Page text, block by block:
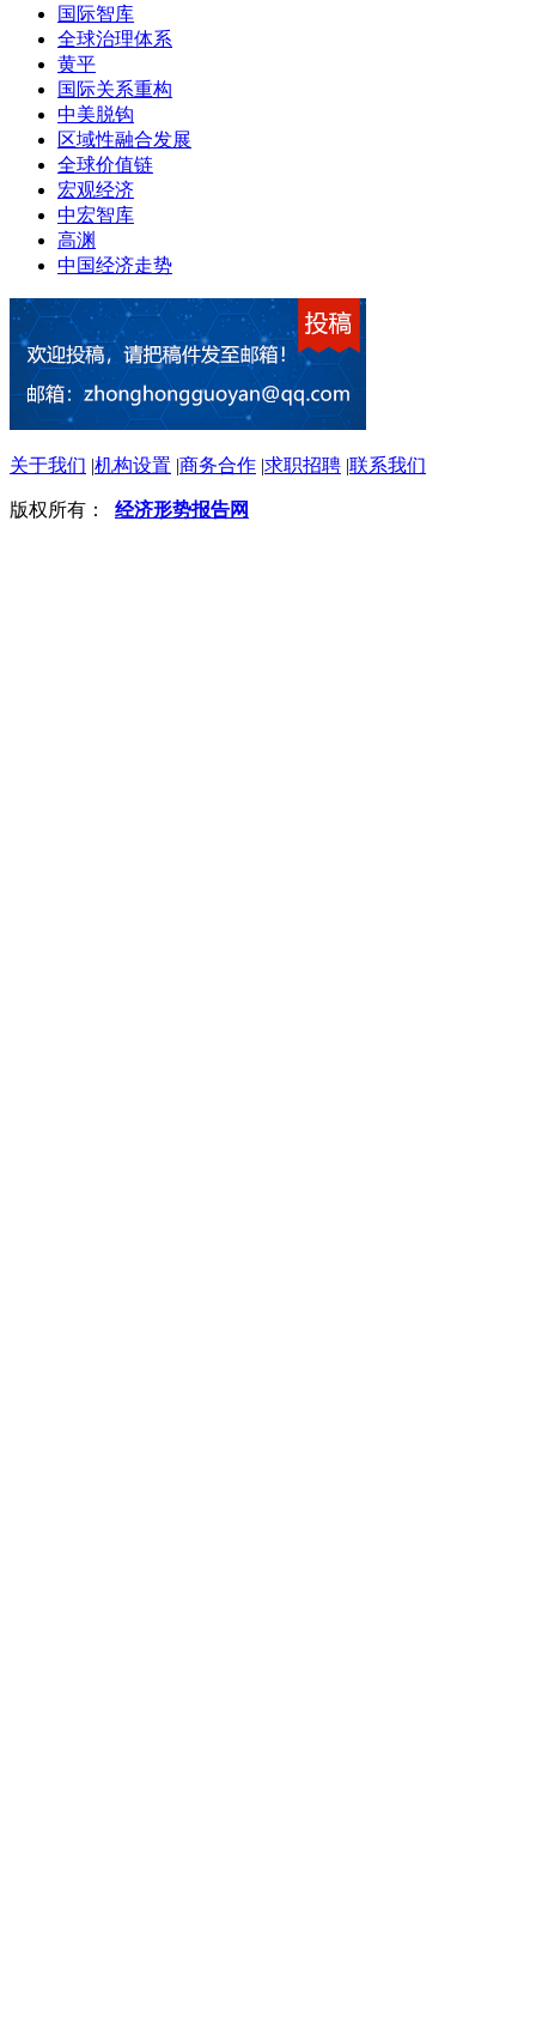
国际智库
全球治理体系
黄平
国际关系重构
中美脱钩
区域性融合发展
全球价值链
宏观经济
中宏智库
高渊
中国经济走势
关于我们 |机构设置 |商务合作 |求职招聘 |联系我们
版权所有： 经济形势报告网